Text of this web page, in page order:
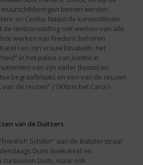
binnen werden
en Cecilia. Naast de kunstcollectie
de tentoonstelling ook werken van alle
werken van Frederic behoren
I en zijn vrouw Elisabeth, het
in het paleis van justitie in
van zijn vader (buste) en
begraafplaats en een van de reuzen
de reuzen” (1906) in het Carol I-
van de Duitsers
Schiller” aan de Batiștei-straat
Duits Boekarest en
Duits, maar ook